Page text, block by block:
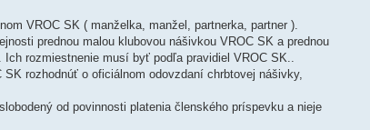
VROC SK ( manželka, manžel, partnerka, partner ).
prednou malou klubovou nášivkou VROC SK a prednou
rozmiestnenie musí byť podľa pravidiel VROC SK..
rozhodnúť o oficiálnom odovzdaní chrbtovej nášivky,
od povinnosti platenia členského príspevku a nieje